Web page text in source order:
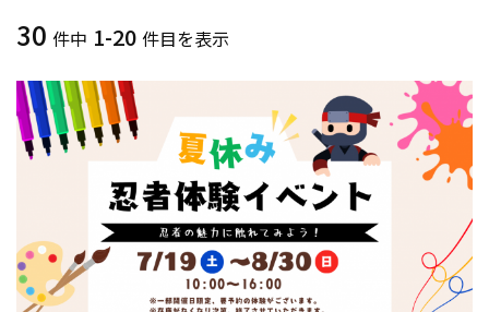
30 件中 1-20 件目を表示